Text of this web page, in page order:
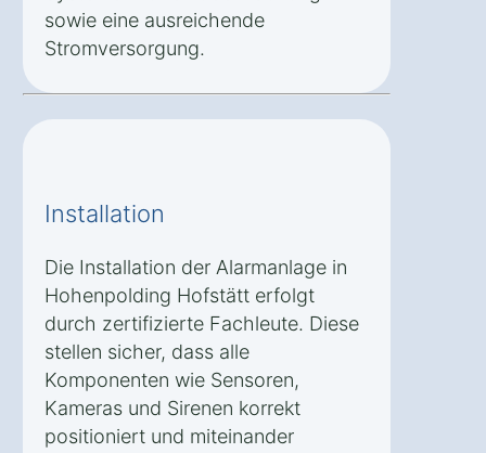
sowie eine ausreichende
Stromversorgung.
Installation
Die Installation der Alarmanlage in
Hohenpolding Hofstätt erfolgt
durch zertifizierte Fachleute. Diese
stellen sicher, dass alle
Komponenten wie Sensoren,
Kameras und Sirenen korrekt
positioniert und miteinander